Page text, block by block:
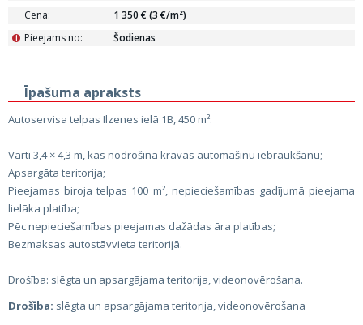
Cena:
1 350 € (3 €/m²)
Pieejams no:
i Šodienas
Īpašuma apraksts
Autoservisa telpas Ilzenes ielā 1B, 450 m²:
Vārti 3,4 × 4,3 m, kas nodrošina kravas automašīnu iebraukšanu;
Apsargāta teritorija;
Pieejamas biroja telpas 100 m², nepieciešamības gadījumā pieejama
lielāka platība;
Pēc nepieciešamības pieejamas dažādas āra platības;
Bezmaksas autostāvvieta teritorijā.
Drošība: slēgta un apsargājama teritorija, videonovērošana.
Drošība: slēgta un apsargājama teritorija, videonovērošana